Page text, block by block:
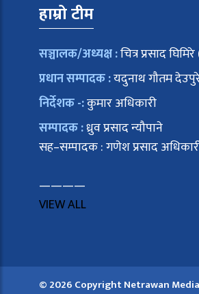
हाम्रो टीम
सञ्चालक/अध्यक्ष :चित्र प्रसाद
प्रधान सम्पादक :यदुनाथ गौतम
निर्देशक -:कुमार अधिकारी
सम्पादक :ध्रुव प्रसाद न्यौपाने
सह–सम्पादक : गणेश प्रसाद
————
VIEW ALL
© 2026 Copyright Netrawan